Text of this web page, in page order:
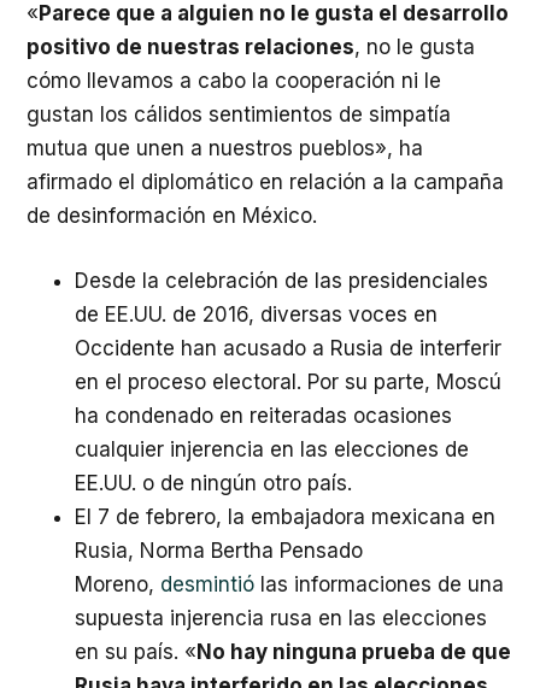
« Parece que a alguien no le gusta el desarrollo
positivo de nuestras relaciones, no le gusta
cómo llevamos a cabo la cooperación ni le
gustan los cálidos sentimientos de simpatía
mutua que unen a nuestros pueblos», ha
afirmado el diplomático en relación a la campaña
de desinformación en México.
Desde la celebración de las presidenciales
de EE.UU. de 2016, diversas voces en
Occidente han acusado a Rusia de interferir
en el proceso electoral. Por su parte, Moscú
ha condenado en reiteradas ocasiones
cualquier injerencia en las elecciones de
EE.UU. o de ningún otro país.
El 7 de febrero, la embajadora mexicana en
Rusia, Norma Bertha Pensado
Moreno, desmintió las informaciones de una
supuesta injerencia rusa en las elecciones
en su país. «No hay ninguna prueba de que